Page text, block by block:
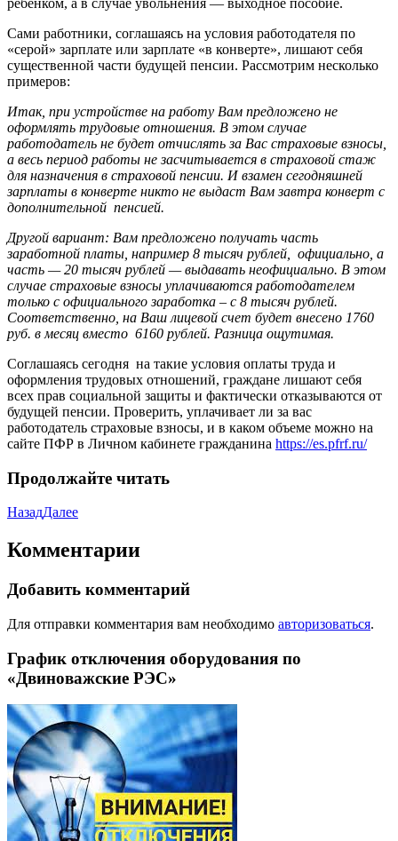
Сами работники, соглашаясь на условия работодателя по
«серой» зарплате или зарплате «в конверте», лишают себя
существенной части будущей пенсии. Рассмотрим несколько
примеров:
Итак, при устройстве на работу Вам предложено не
оформлять трудовые отношения. В этом случае
работодатель не будет отчислять за Вас страховые взносы,
а весь период работы не засчитывается в страховой стаж
для назначения в страховой пенсии. И взамен сегодняшней
зарплаты в конверте никто не выдаст Вам завтра конверт с
дополнительной пенсией.
Другой вариант: Вам предложено получать часть
заработной платы, например 8 тысяч рублей, официально, а
часть — 20 тысяч рублей — выдавать неофициально. В этом
случае страховые взносы уплачиваются работодателем
только с официального заработка – с 8 тысяч рублей.
Соответственно, на Ваш лицевой счет будет внесено 1760
руб. в месяц вместо 6160 рублей. Разница ощутимая.
Соглашаясь сегодня на такие условия оплаты труда и
оформления трудовых отношений, граждане лишают себя
всех прав социальной защиты и фактически отказываются от
будущей пенсии. Проверить, уплачивает ли за вас
работодатель страховые взносы, и в каком объеме можно на
сайте ПФР в Личном кабинете гражданина https://es.pfrf.ru/
Продолжайте читать
НазадДалее
Комментарии
Добавить комментарий
Для отправки комментария вам необходимо авторизоваться.
График отключения оборудования по
«Двиноважские РЭС»